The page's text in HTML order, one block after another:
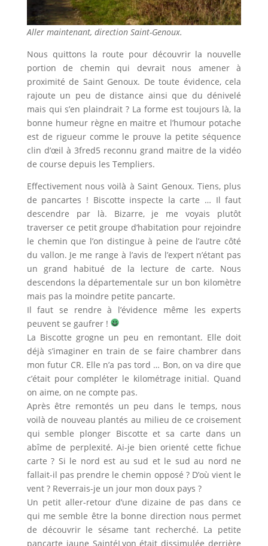
Aller maintenant, direction Saint-Genoux.
Nous quittons la route pour découvrir la nouvelle
portion de chemin qui devrait nous amener à
proximité de Saint Genoux. De toute évidence, cela
rajoute un peu de distance ainsi que du dénivelé
mais qui s’en plaindrait ? La forme est toujours là, la
bonne humeur règne en maitre et l’humour potache
est de rigueur comme le prouve la petite séquence
clin d’œil à 3fred5 reconnu grand maitre de la vidéo
de course depuis les Templiers.
Effectivement nous voilà à Saint Genoux. Tiens, plus
de pancartes ! Biscotte inspecte la carte … Il faut
descendre par là. Bizarre, je me voyais plutôt
traverser ce petit groupe d’habitation pour rejoindre
le chemin que l’on distingue à peine de l’autre côté
du vallon. Je me range à l’avis de l’expert n’étant pas
un grand habitué de la lecture de carte. Nous
descendons la départementale sur un bon kilomètre
mais pas la moindre petite pancarte.
Il faut se rendre à l’évidence même les experts
peuvent se gaufrer !
La Biscotte grogne un peu en remontant. Elle doit
déjà s’imaginer en train de se faire chambrer dans
mon futur CR. Elle n’a pas tord … Bon, on va dire que
c’était pour compléter le kilométrage initial. Quand
on aime, on ne compte pas.
Après être remontés un peu dans le temps, nous
voilà de nouveau plantés au milieu de ce croisement
qui semble plonger Biscotte et sa carte dans un
abîme de perplexité. Ai-je bien orienté cette fichue
carte ? Si le nord est au sud et le sud au nord ne
fallait-il pas prendre le chemin opposé ? D’où vient le
vent ? Reverrais-je un jour mon doux pays ?
Un petit aller-retour d’une dizaine de pas dans ce
qui me semble être la bonne direction nous permet
de découvrir le sésame tant recherché. La petite
pancarte jaune SaintéLyon était dissimulée derrière